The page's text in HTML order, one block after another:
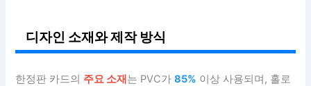
디자인 소재와 제작 방식
한정판 카드의 주요 소재는 PVC가85% 이상 사용되며, 홀로